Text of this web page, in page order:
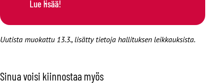
Lue lisää!
Uutista muokattu 13.3., lisätty tietoja hallituksen leikkauksista.
Sinua voisi kiinnostaa myös